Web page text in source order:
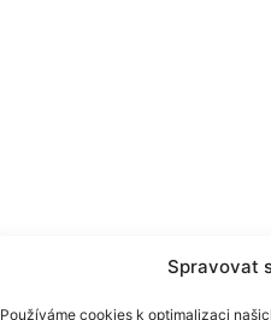
Spravovat
Používáme cookies k optimalizaci